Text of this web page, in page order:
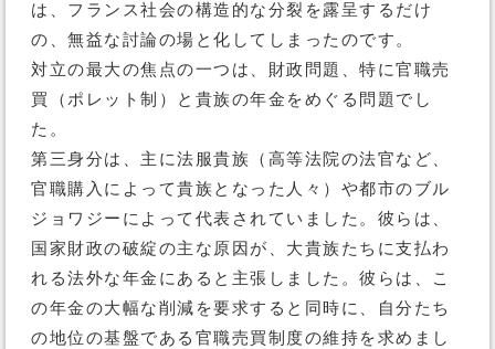
は、フランス社会の構造的な分裂を露呈するだけ
の、無益な討論の場と化してしまったのです。
対立の最大の焦点の一つは、財政問題、特に官職売
買（ポレット制）と貴族の年金をめぐる問題でし
た。
第三身分は、主に法服貴族（高等法院の法官など、
官職購入によって貴族となった人々）や都市のブル
ジョワジーによって代表されていました。彼らは、
国家財政の破綻の主な原因が、大貴族たちに支払わ
れる法外な年金にあると主張しました。彼らは、こ
の年金の大幅な削減を要求すると同時に、自分たち
の地位の基盤である官職売買制度の維持を求めまし